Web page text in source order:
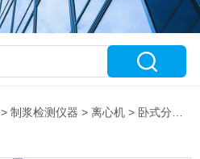
>制浆检测仪器 >离心机 > 卧式分体式离心机